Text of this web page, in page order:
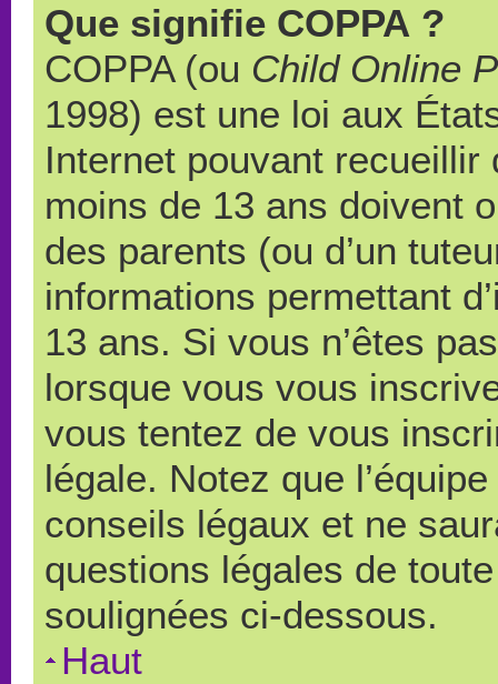
Que signifie COPPA ?
COPPA (ou Child Online
1998) est une loi aux
Internet pouvant
moins de 13 ans doivent
des parents (ou d’un
informations permettant
13 ans. Si vous n’êtes
lorsque vous vous
vous tentez de vous
légale. Notez que
conseils légaux et ne
questions légales de
soulignées ci-dessous.
Haut